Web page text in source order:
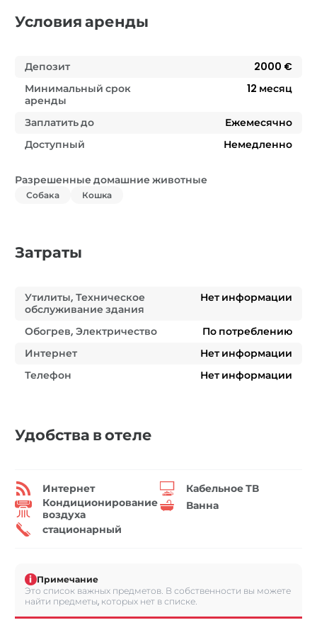
Условия аренды
Депозит
2000 €
Минимальный срок
аренды
12 месяц
Заплатить до
Ежемесячно
Доступный
Немедленно
Разрешенные домашние животные
Собака Кошка
Затраты
Утилиты, Техническое
обслуживание здания
Нет информации
Обогрев, Электричество
По потреблению
Интернет
Нет информации
Телефон
Нет информации
Удобства в отеле
Интернет
Кабельное ТВ
Кондиционирование
воздуха
Ванна
стационарный
i Примечание
Это список важных предметов. В собственности вы можете
найти предметы, которых нет в списке.